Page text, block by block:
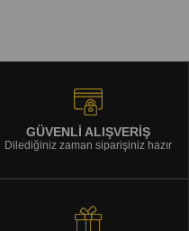
GÜVENLİ ALIŞVERİŞ
Dilediğiniz zaman siparişiniz hazır